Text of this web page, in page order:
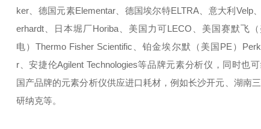
ker、德国元素Elementar、德国埃尔特ELTRA、意大利Velp
erhardt、日本堀厂Horiba、美国力可LECO、美国赛默飞
电）Thermo Fisher Scientific、铂金埃尔默（美国PE）
r、安捷伦Agilent Technologies等品牌元素分析仪，同时也
国产品牌的元素分析仪供应进口耗材，例如长沙开元、湖南
研纳克等。